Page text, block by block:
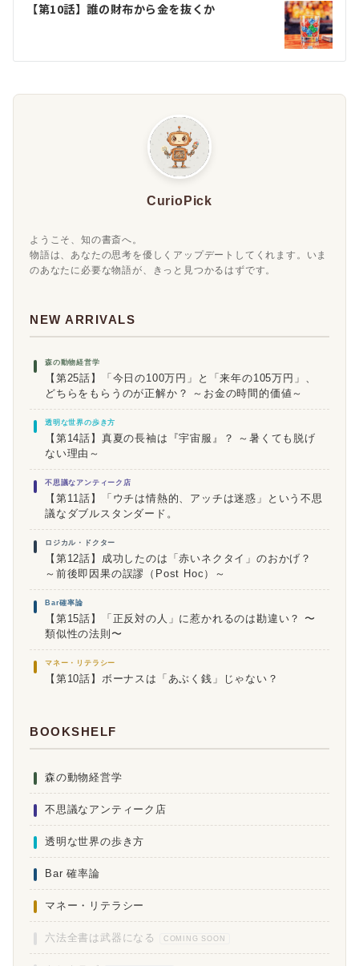
シ
ョ
【第10話】誰の財布から金を抜くか
CurioPick
ようこそ、知の書斎へ。
物語は、あなたの思考を優しくアップデートしてくれます。いま
のあなたに必要な物語が、きっと見つかるはずです。
NEW ARRIVALS
森の動物経営学
【第25話】「今日の100万円」と「来年の105万円」、
どちらをもらうのが正解か？ ～お金の時間的価値～
透明な世界の歩き方
【第14話】真夏の長袖は『宇宙服』？ ～暑くても脱げ
ない理由～
不思議なアンティーク店
【第11話】「ウチは情熱的、アッチは迷惑」という不思
議なダブルスタンダード。
ロジカル・ドクター
【第12話】成功したのは「赤いネクタイ」のおかげ？
～前後即因果の誤謬（Post Hoc）～
Bar確率論
【第15話】「正反対の人」に惹かれるのは勘違い？ 〜
類似性の法則〜
マネー・リテラシー
【第10話】ボーナスは「あぶく銭」じゃない？
BOOKSHELF
森の動物経営学
不思議なアンティーク店
透明な世界の歩き方
Bar 確率論
マネー・リテラシー
六法全書は武器になる COMING SOON